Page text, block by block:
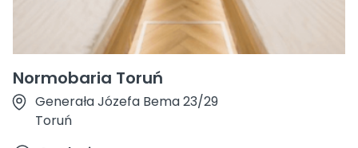
Normobaria Toruń
Generała Józefa Bema 23/29
Toruń